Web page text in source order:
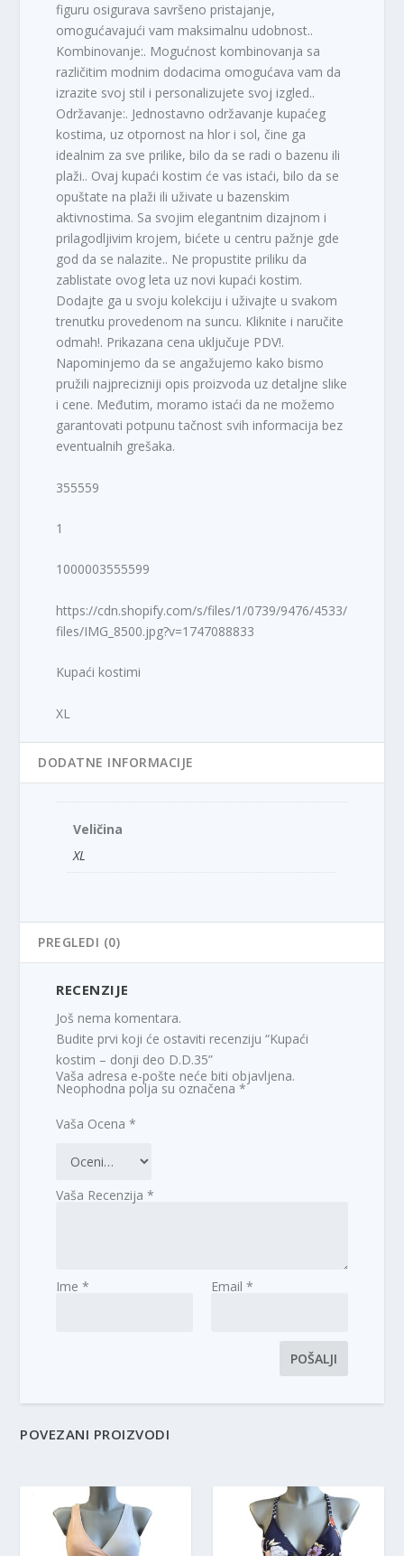
figuru osigurava savršeno pristajanje,
omogućavajući vam maksimalnu udobnost..
Kombinovanje:. Mogućnost kombinovanja sa
različitim modnim dodacima omogućava vam da
izrazite svoj stil i personalizujete svoj izgled..
Održavanje:. Jednostavno održavanje kupaćeg
kostima, uz otpornost na hlor i sol, čine ga
idealnim za sve prilike, bilo da se radi o bazenu ili
plaži.. Ovaj kupaći kostim će vas istaći, bilo da se
opuštate na plaži ili uživate u bazenskim
aktivnostima. Sa svojim elegantnim dizajnom i
prilagodljivim krojem, bićete u centru pažnje gde
god da se nalazite.. Ne propustite priliku da
zablistate ovog leta uz novi kupaći kostim.
Dodajte ga u svoju kolekciju i uživajte u svakom
trenutku provedenom na suncu. Kliknite i naručite
odmah!. Prikazana cena uključuje PDV!.
Napominjemo da se angažujemo kako bismo
pružili najprecizniji opis proizvoda uz detaljne slike
i cene. Međutim, moramo istaći da ne možemo
garantovati potpunu tačnost svih informacija bez
eventualnih grešaka.
355559
1
1000003555599
https://cdn.shopify.com/s/files/1/0739/9476/4533/
files/IMG_8500.jpg?v=1747088833
Kupaći kostimi
XL
DODATNE INFORMACIJE
Veličina
XL
PREGLEDI (0)
RECENZIJE
Još nema komentara.
Budite prvi koji će ostaviti recenziju “Kupaći
kostim – donji deo D.D.35”
Vaša adresa e-pošte neće biti objavljena.
Neophodna polja su označena*
Vaša Ocena*
Vaša Recenzija*
Ime* Email *
POVEZANI PROIZVODI